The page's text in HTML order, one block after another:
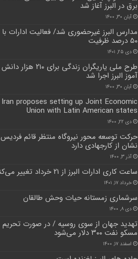
برق در البرز آغاز شد
آبان ۳۰, ۱۴۰۰
مدارس البرز غیرحضوری شد/ فعالیت ادارات با
۵۰ درصد ظرفیت
دی ۲۵, ۱۴۰۱
طرح ملی یاریگران زندگی برای ۲۱۰ هزار دانش
آموز البرز اجرا شد
آبان ۳۰, ۱۴۰۰
Iran proposes setting up Joint Economic
Union with Latin American states
دی ۲۲, ۱۴۰۰
حرکت توسعه محور نیروگاه منتظر قائم فردیس
نشان از کارجهادی دارد
آذر ۳, ۱۴۰۰
ساعت کاری ادارات البرز از ۲۱ خرداد تغییر می‌کند
خرداد ۱۷, ۱۴۰۱
سرشماری زمستانه حیات وحش طالقان
دی ۸, ۱۴۰۰
تهدید جهان از سوی روسیه / در صورت تحریم
مسکو نفت ۳۰۰ دلار می‌شود
اسفند ۱۷, ۱۴۰۰